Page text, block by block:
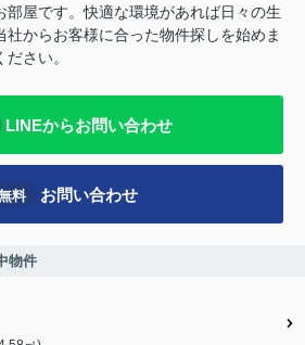
部屋です。快適な環境があれば日々の生
からお客様に合った物件探しを始めま
さい。
LINEからお問い合わせ
料 お問い合わせ
物件